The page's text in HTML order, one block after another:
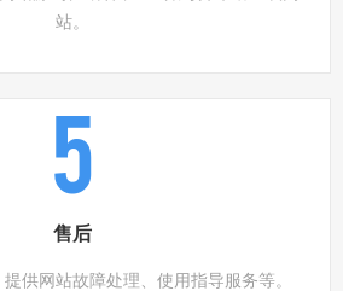
站。
5
售后
供网站故障处理、使用指导服务等。